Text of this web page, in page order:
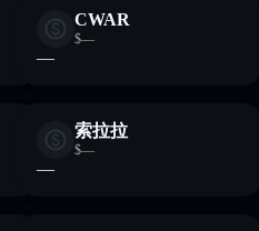
CWAR
$—
—
索拉拉
$—
—